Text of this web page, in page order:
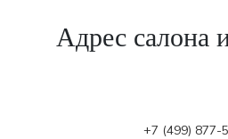
Адрес салона
+7 (499) 877-